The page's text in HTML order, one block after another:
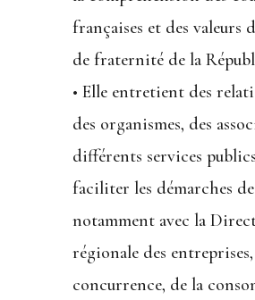
françaises et des valeurs
de fraternité de la
• Elle entretient des
des organismes, des
différents services
faciliter les démarches
notamment avec la
régionale des
concurrence, de la